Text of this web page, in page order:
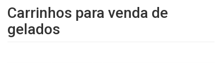
Carrinhos para venda de
gelados